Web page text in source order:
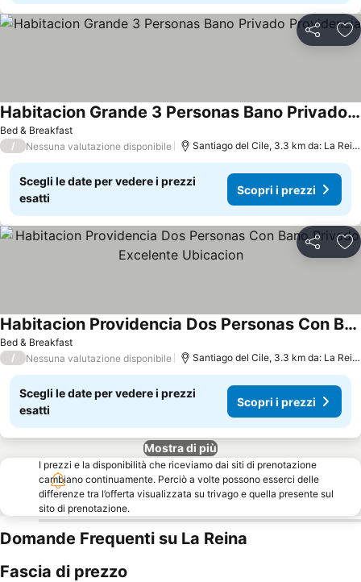
Condividi
Bed & Breakfast
Habitacion Grande 3 Personas Bano Privado Providencia
/ Nessuna valutazione disponibile Santiago del Cile, 3.3 km da: La Reina
Scegli le date per vedere i prezzi
esatti
Scopri i prezzi
Condividi
Bed & Breakfast
Habitacion Providencia Dos Personas Con Bano Privado Excelente Ubicacion
/ Nessuna valutazione disponibile Santiago del Cile, 3.3 km da: La Reina
Scegli le date per vedere i prezzi
esatti
Scopri i prezzi
Mostra di più
I prezzi e la disponibilità che riceviamo dai siti di prenotazione
cambiano continuamente. Perciò a volte possono esserci delle
differenze tra l’offerta visualizzata su trivago e quella presente sul
sito di prenotazione.
Domande Frequenti su La Reina
Fascia di prezzo